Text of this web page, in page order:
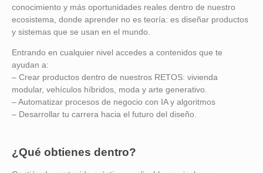
conocimiento y más oportunidades reales dentro de nuestro
ecosistema, donde aprender no es teoría: es diseñar productos
y sistemas que se usan en el mundo.
Entrando en cualquier nivel accedes a contenidos que te
ayudan a:
– Crear productos dentro de nuestros RETOS: vivienda
modular, vehículos híbridos, moda y arte generativo.
– Automatizar procesos de negocio con IA y algoritmos
– Desarrollar tu carrera hacia el futuro del diseño.
¿Qué obtienes dentro?